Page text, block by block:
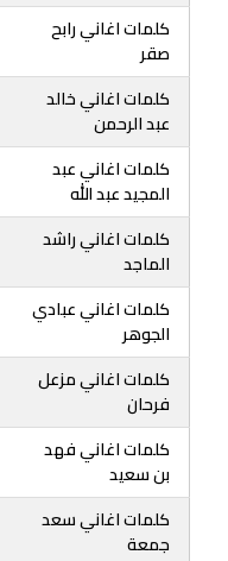
كلمات اغاني رابح
صقر
كلمات اغاني خالد
عبد الرحمن
كلمات اغاني عبد
المجيد عبد الله
كلمات اغاني راشد
الماجد
كلمات اغاني عبادي
الجوهر
كلمات اغاني مزعل
فرحان
كلمات اغاني فهد
بن سعيد
كلمات اغاني سعد
جمعة